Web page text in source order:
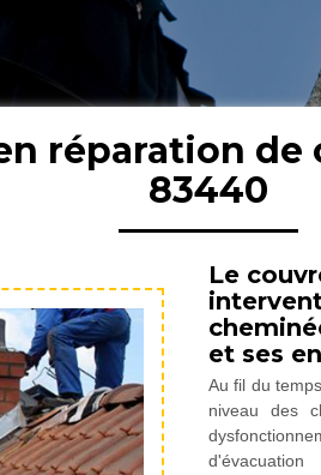
réparation de
83440
Le
et ses
Au fil du
niveau des